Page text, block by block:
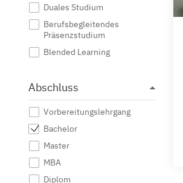
Duales Studium
Berufsbegleitendes
Präsenzstudium
Blended Learning
Abschluss
Vorbereitungslehrgang
Bachelor
Master
MBA
Diplom